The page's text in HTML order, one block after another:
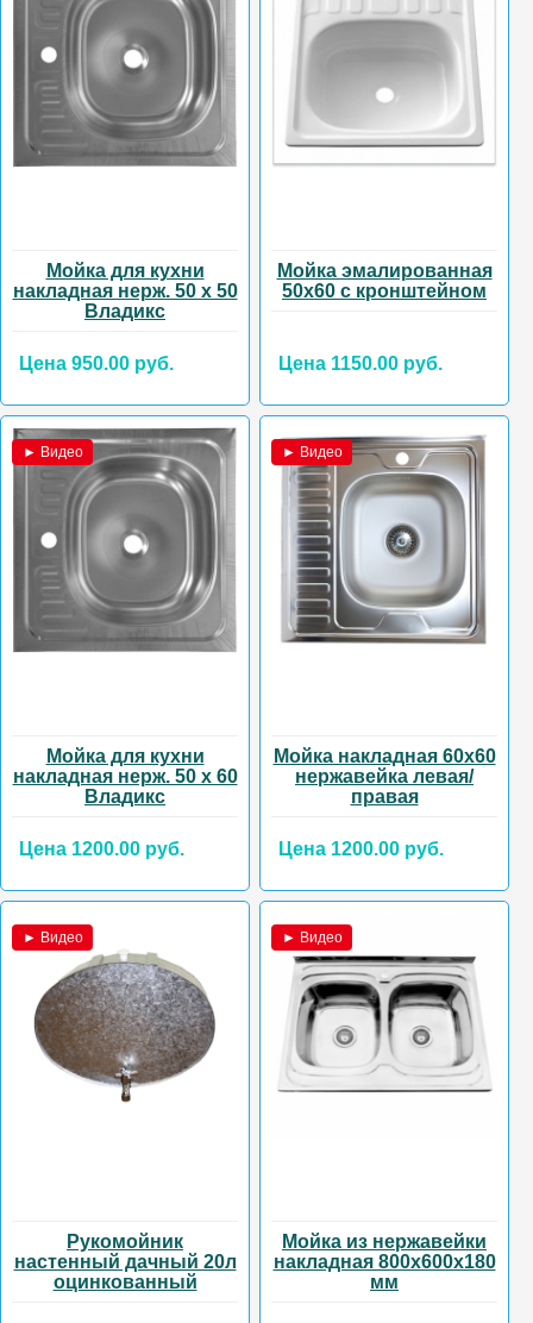
Мойка для кухни
накладная нерж. 50 х 50
Владикс
Цена 950.00 руб.
Мойка эмалированная
50х60 с кронштейном
Цена 1150.00 руб.
► Видео
Мойка для кухни
накладная нерж. 50 х 60
Владикс
Цена 1200.00 руб.
► Видео
Мойка накладная 60х60
нержавейка левая/
правая
Цена 1200.00 руб.
► Видео
Рукомойник
настенный дачный 20л
оцинкованный
► Видео
Мойка из нержавейки
накладная 800х600х180
мм